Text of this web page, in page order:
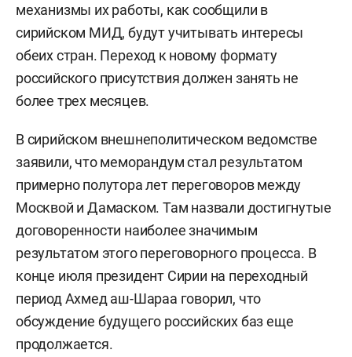
механизмы их работы, как сообщили в
сирийском МИД, будут учитывать интересы
обеих стран. Переход к новому формату
российского присутствия должен занять не
более трех месяцев.
В сирийском внешнеполитическом ведомстве
заявили, что меморандум стал результатом
примерно полутора лет переговоров между
Москвой и Дамаском. Там назвали достигнутые
договоренности наиболее значимым
результатом этого переговорного процесса. В
конце июля президент Сирии на переходный
период Ахмед аш-Шараа говорил, что
обсуждение будущего российских баз еще
продолжается.